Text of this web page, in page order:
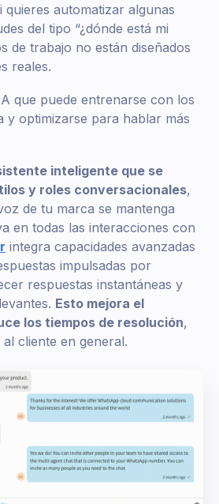
quieres automatizar algunas
del tipo “¿dónde está mi
de trabajo no están diseñados
reales.
que puede entrenarse con los
y optimizarse para hablar más
inteligente que se
y roles conversacionales,
de tu marca se mantenga
en todas las interacciones con
integra capacidades avanzadas
impulsadas por
respuestas instantáneas y
Esto mejora el
los tiempos de resolución,
cliente en general.